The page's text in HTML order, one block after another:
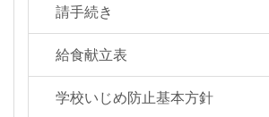
請手続き
給食献立表
学校いじめ防止基本方針